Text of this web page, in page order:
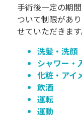
手術後一定の期
ついて制限があ
せていただきます
洗髪・洗顔
シャワー・
化粧・アイ
飲酒
運転
運動